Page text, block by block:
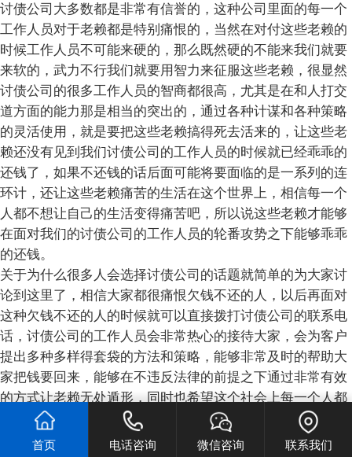
讨债公司大多数都是非常有信誉的，这种公司里面的每一个
工作人员对于老赖都是特别痛恨的，当然在对付这些老赖的
时候工作人员不可能来硬的，那么既然硬的不能来我们就要
来软的，武力不行我们就要用智力来征服这些老赖，很显然
讨债公司的很多工作人员的智商都很高，尤其是在和人打交
道方面的能力那是相当的突出的，通过各种计谋和各种策略
的灵活使用，就是要把这些老赖搞得死去活来的，让这些老
赖还没有见到我们讨债公司的工作人员的时候就已经乖乖的
还钱了，如果不还钱的话后面可能将要面临的是一系列的连
环计，还让这些老赖痛苦的生活在这个世界上，相信每一个
人都不想让自己的生活变得痛苦吧，所以说这些老赖才能够
在面对我们的讨债公司的工作人员的轮番攻势之下能够乖乖
的还钱。
关于为什么很多人会选择讨债公司的话题就简单的为大家讨
论到这里了，相信大家都很痛恨欠钱不还的人，以后再面对
这种欠钱不还的人的时候就可以直接拨打讨债公司的联系电
话，讨债公司的工作人员会非常热心的接待大家，会为客户
提出多种多样得套袋的方法和策略，能够非常及时的帮助大
家把钱要回来，能够在不违反法律的前提之下通过非常有效
的方式让老赖无处遁形，同时也希望这个社会上每一个人都
多一点诚信，而不要产生那么多的借钱不还的老赖。
首页 电话咨询 微信咨询 联系我们